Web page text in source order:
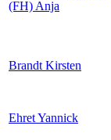
(FH) Anja
Brandt Kirsten
Ehret Yannick